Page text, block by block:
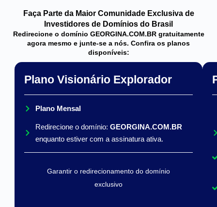
Faça Parte da Maior Comunidade Exclusiva de
Investidores de Domínios do Brasil
Redirecione o domínio GEORGINA.COM.BR gratuitamente
agora mesmo e junte-se a nós. Confira os planos
disponíveis:
Plano Visionário Explorador
Plano Mensal
Redirecione o domínio: GEORGINA.COM.BR
enquanto estiver com a assinatura ativa.
Garantir o redirecionamento do domínio
exclusivo